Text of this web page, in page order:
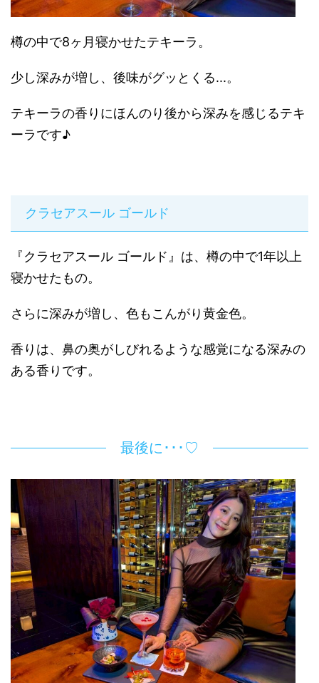
樽の中で8ヶ月寝かせたテキーラ。
少し深みが増し、後味がグッとくる...。
テキーラの香りにほんのり後から深みを感じるテキ
ーラです♪
クラセアスール ゴールド
『クラセアスール ゴールド』は、樽の中で1年以上
寝かせたもの。
さらに深みが増し、色もこんがり黄金色。
香りは、鼻の奥がしびれるような感覚になる深みの
ある香りです。
最後に･･･♡